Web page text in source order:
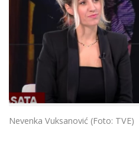
Nevenka Vuksanović (Foto: TVE)